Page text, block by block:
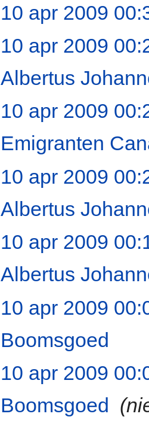
10 apr 2009
10 apr 2009
Albertus
10 apr 2009
Emigranten
10 apr 2009
Albertus
10 apr 2009
Albertus
10 apr 2009
Boomsgoed
10 apr 2009
Boomsgoed